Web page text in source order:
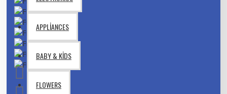
APPLIANCES
BABY & KIDS
FLOWERS